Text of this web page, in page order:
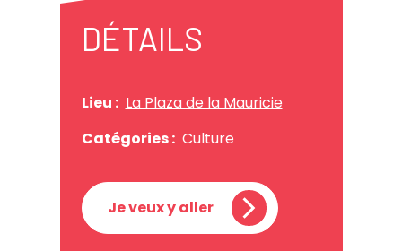
DÉTAILS
Lieu : La Plaza de la Mauricie
Catégories : Culture
Je veux y aller